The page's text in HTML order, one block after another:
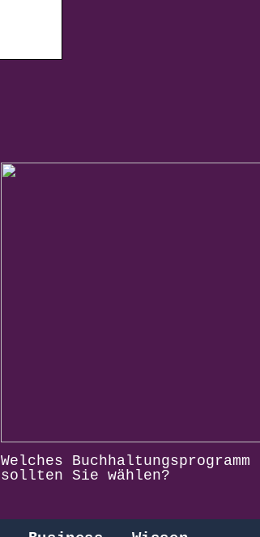
Welches Buchhaltungsprogramm
sollten Sie wählen?